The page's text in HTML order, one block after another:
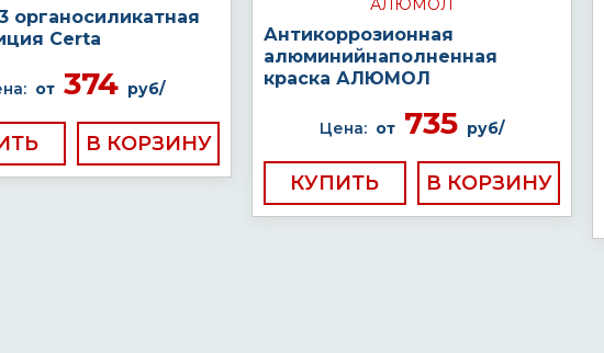
органосиликатная
Certa
от374 руб/
Антикоррозионная
алюминийнаполненная
краска АЛЮМОЛ
Цена: от 735 руб/
КУПИТЬ